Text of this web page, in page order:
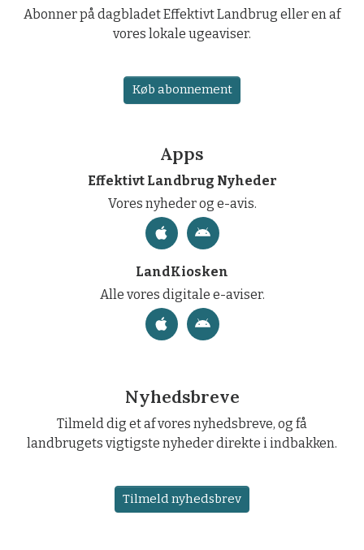
Abonner på dagbladet Effektivt Landbrug eller en af
vores lokale ugeaviser.
Køb abonnement
Apps
Effektivt Landbrug Nyheder
Vores nyheder og e-avis.
LandKiosken
Alle vores digitale e-aviser.
Nyhedsbreve
Tilmeld dig et af vores nyhedsbreve, og få
landbrugets vigtigste nyheder direkte i indbakken.
Tilmeld nyhedsbrev